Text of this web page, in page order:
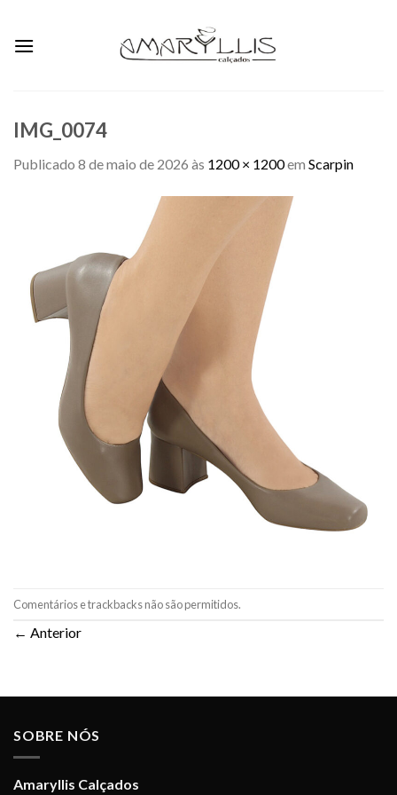
content
IMG_0074
Publicado 8 de maio de 2026 às 1200 × 1200em Scarpin
Comentários e trackbacks não são permitidos.
← Anterior
SOBRE NÓS
Amaryllis Calçados